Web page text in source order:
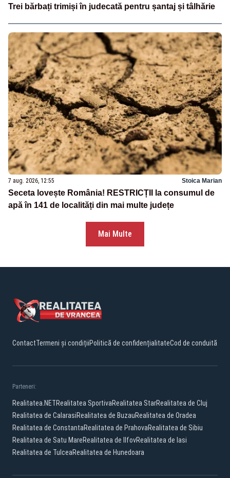
Trei bărbați trimiși în judecată pentru șantaj și tâlhărie
7 aug. 2026, 12:55 Stoica Marian
Seceta lovește România! RESTRICȚII la consumul de
apă în 141 de localități din mai multe județe
Mai Multe
ContactTermeni și condițiiPolitică de confidențialitateCod de conduită
Parteneri:
Realitatea.NETRealitatea SportivaRealitatea StarRealitatea de Cluj
Realitatea de CalarasiRealitatea de BuzauRealitatea de Oradea
Realitatea de ConstantaRealitatea de PrahovaRealitatea de Sibiu
Realitatea de Satu MareRealitatea de IlfovRealitatea de Iasi
Realitatea de TulceaRealitatea de Hunedoara